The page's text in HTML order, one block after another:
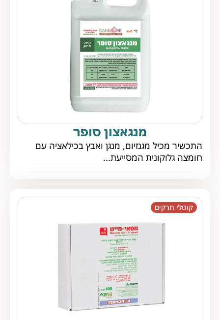
מנגאצון סופר
התכשיר מכיל מגנזיום, מנגן ואבץ בכילאציה עם
חומצה גלוקונית המסייעת...
קוטלי חרקים